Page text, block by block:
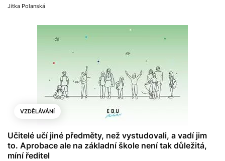
Jitka Polanská
VZDĚLÁVÁNÍ
Učitelé učí jiné předměty, než vystudovali, a vadí jim
to. Aprobace ale na základní škole není tak důležitá,
míní ředitel